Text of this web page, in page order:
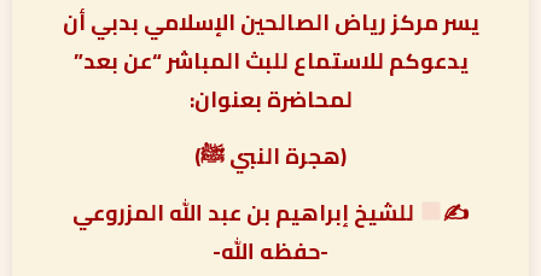
يسر مركز رياض الصالحين الإسلامي بدبي أن
يدعوكم للاستماع للبث المباشر “عن بعد”
لمحاضرة بعنوان:
(هجرة النبي ﷺ)
✍
للشيخ إبراهيم بن عبد الله المزروعي
-حفظه الله-